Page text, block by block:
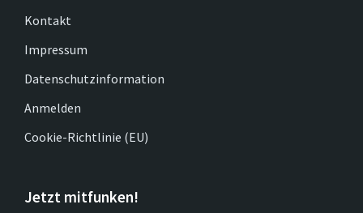
Kontakt
Impressum
Datenschutzinformation
Anmelden
Cookie-Richtlinie (EU)
Jetzt mitfunken!